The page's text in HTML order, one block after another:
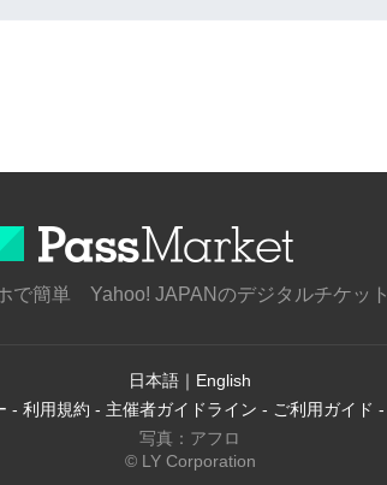
で簡単 Yahoo! JAPANのデジタルチケット
日本語 ｜ English
- 利用規約 - 主催者ガイドライン - ご利用ガイド -
写真：アフロ
© LY Corporation